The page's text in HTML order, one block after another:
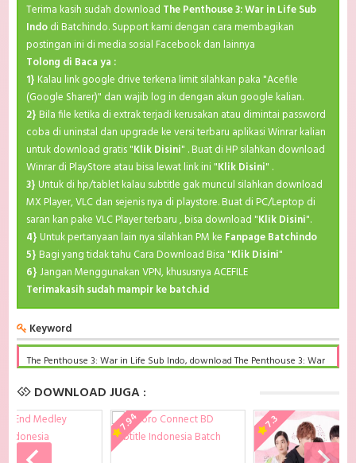
Terima kasih sudah download The Penthouse 3: War in Life Sub
Indodi Batchindo. Support kami dengan cara membagikan
postingan ini di media sosial Facebook dan lainnya
Tolong di Baca ya :
1} Kalau link google drive terkena limit silahkan paka "Acefile
(Google Sharer)" dan wajib log in dengan akun google kalian.
2} Bila file ketika di extrak terjadi kerusakan atau dimintai password
coba di uninstal dan upgrade ke versi terbaru aplikasi Winrar kalian
untuk download gratis "Klik Disini" . Buat di HP silahkan download
Winrar di PlayStore atau bisa lewat link ini "Klik Disini" .
3} Untuk di hp/tablet kalau subtitle gak muncul silahkan download
MX Player, VLC dan sejenis nya di playstore. Buat di PC/Leptop di
saran kan pake VLC Player terbaru , bisa download "Klik Disini".
4} Untuk pertanyaan lain nya silahkan PM ke Fanpage Batchindo
5} Bagi yang tidak tahu Cara Download Bisa "Klik Disini"
6}Jangan Menggunakan VPN, khususnya ACEFILE
Terimakasih sudah mampir ke batch.id
Keyword
The Penthouse 3: War in Life Sub Indo, download The Penthouse 3: War
in Life Sub Indo Batch, The Penthouse 3: War in Life BD Subtitle
Indonesia komplit, download The Penthouse 3: War in Life Sub indo
batch google drive, The Penthouse 3: War in Life batch subtitle
indonesia, The Penthouse 3: War in Life mp4 batch, The Penthouse 3:
War in Life Sub Indo x265, The Penthouse 3: War in Life Batch Subtitle
Indonesia bd, The Penthouse 3: War in Life Batch Subtitle Indonesia
kurogaze, The Penthouse 3: War in Life Batch Subtitle Indonesia
DOWNLOAD JUGA :
7.94 7.3